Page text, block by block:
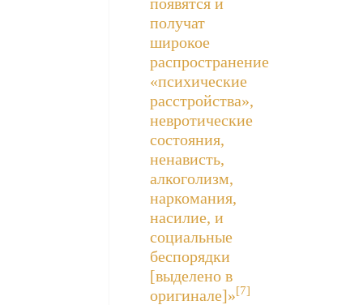
получат
широкое
распространение
«психические
расстройства»,
невротические
состояния,
ненависть,
алкоголизм,
наркомания,
насилие, и
социальные
беспорядки
[выделено в
оригинале]»[7]